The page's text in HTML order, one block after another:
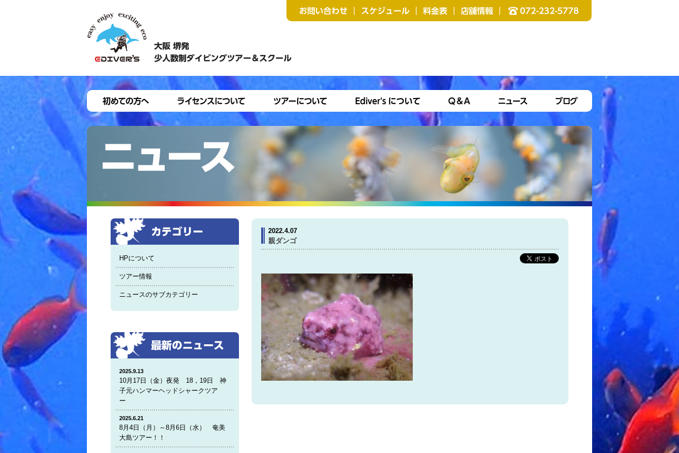
2022.4.07
親ダンゴ
HPについて
ツアー情報
ニュースのサブカテゴリー
2025.9.13
10月17日（金）夜発 18，19日 神
子元ハンマーヘッドシャークツア
ー
2025.6.21
8月4日（月）～8月6日（水） 奄美
大島ツアー！！